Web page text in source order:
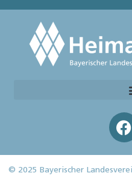
© 2025 Bayerischer